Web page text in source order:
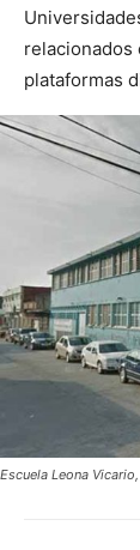
relacionados
plataformas
Escuela Leona